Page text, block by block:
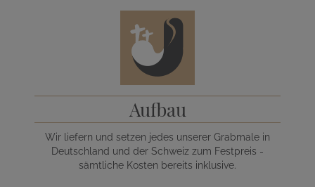
Aufbau
Wir liefern und setzen jedes unserer Grabmale in
Deutschland und der Schweiz zum Festpreis -
sämtliche Kosten bereits inklusive.